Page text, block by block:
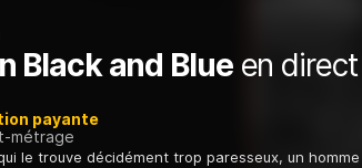
Black and Blueen direct
payante
métrage
le trouve décidément trop paresseux, un homme